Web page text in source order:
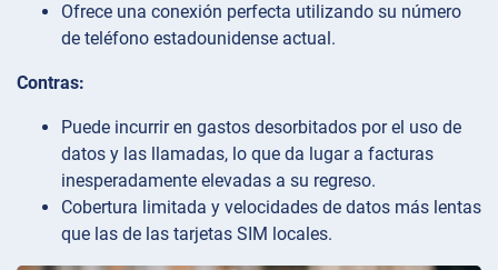
Ofrece una conexión perfecta utilizando su número
de teléfono estadounidense actual.
Contras:
Puede incurrir en gastos desorbitados por el uso de
datos y las llamadas, lo que da lugar a facturas
inesperadamente elevadas a su regreso.
Cobertura limitada y velocidades de datos más lentas
que las de las tarjetas SIM locales.